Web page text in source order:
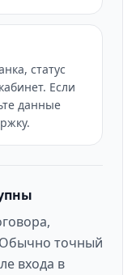
статус
Если
данные
Обычно точный
входа в